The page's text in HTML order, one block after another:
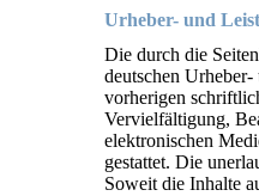
Urheber- und
Die durch die
deutschen
vorherigen
Vervielfältigung,
elektronischen
gestattet. Die
Soweit die Inhalte